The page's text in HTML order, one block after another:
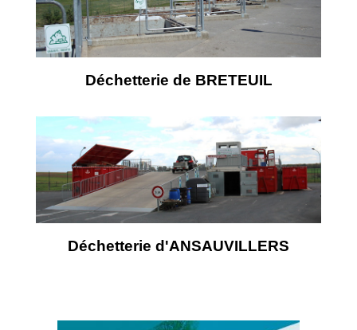
Déchetterie de BRETEUIL
Déchetterie d'ANSAUVILLERS